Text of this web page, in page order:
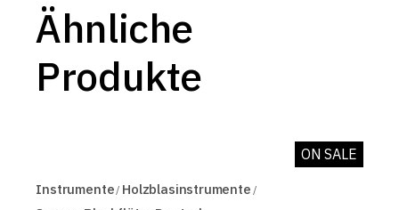
Ähnliche
Produkte
ON SALE
Instrumente Holzblasinstrumente